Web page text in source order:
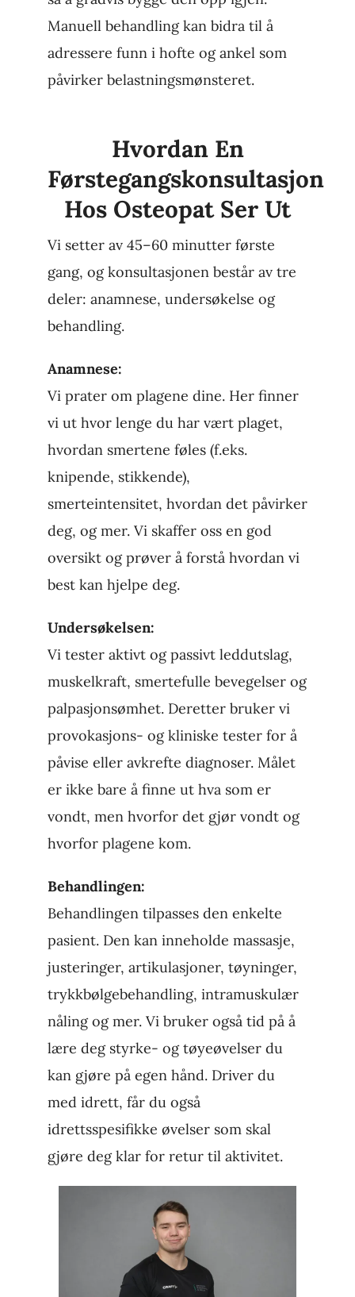
Manuell behandling kan bidra til å
adressere funn i hofte og ankel som
påvirker belastningsmønsteret.
Hvordan En
Førstegangskonsultasjon
Hos Osteopat Ser Ut
Vi setter av 45–60 minutter første
gang, og konsultasjonen består av tre
deler: anamnese, undersøkelse og
behandling.
Anamnese:
Vi prater om plagene dine. Her finner
vi ut hvor lenge du har vært plaget,
hvordan smertene føles (f.eks.
knipende, stikkende),
smerteintensitet, hvordan det påvirker
deg, og mer. Vi skaffer oss en god
oversikt og prøver å forstå hvordan vi
best kan hjelpe deg.
Undersøkelsen:
Vi tester aktivt og passivt leddutslag,
muskelkraft, smertefulle bevegelser og
palpasjonsømhet. Deretter bruker vi
provokasjons- og kliniske tester for å
påvise eller avkrefte diagnoser. Målet
er ikke bare å finne ut hva som er
vondt, men hvorfor det gjør vondt og
hvorfor plagene kom.
Behandlingen:
Behandlingen tilpasses den enkelte
pasient. Den kan inneholde massasje,
justeringer, artikulasjoner, tøyninger,
trykkbølgebehandling, intramuskulær
nåling og mer. Vi bruker også tid på å
lære deg styrke- og tøyeøvelser du
kan gjøre på egen hånd. Driver du
med idrett, får du også
idrettsspesifikke øvelser som skal
gjøre deg klar for retur til aktivitet.